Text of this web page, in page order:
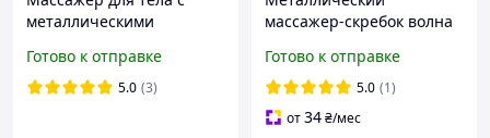
металлическими
антицеллюлитный
Готово к отправке
5.0 (3)
массажер-скребок волна
Готово к отправке
5.0 (1)
от34₴/мес